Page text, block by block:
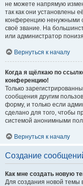
не можете напрямую
так как они установлены
конференцию ненужными
своё звание. На
или администратор
Вернуться к началу
Когда я щёлкаю по
конференцию!
Только
сообщения другим
форму, и только если
сделано для того, чтобы
системой анонимными
Вернуться к началу
Создание
Как мне создать новую
Для создания новой темы